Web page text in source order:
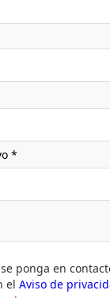
ponga en
el Aviso de